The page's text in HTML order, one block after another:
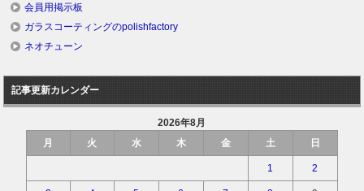
会員用掲示板
ガラスコーティングのpolishfactory
ネオチューン
記事更新カレンダー
2026年8月
月
火 水 木 金 土 日
1 2